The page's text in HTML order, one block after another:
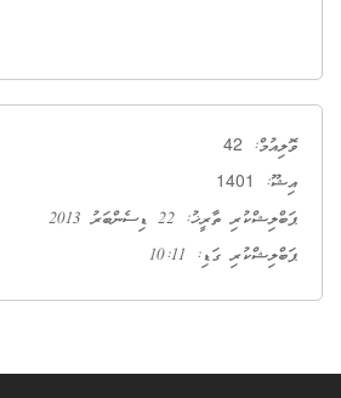
ވޮލިއުމް: 42
އިޝޫ: 1401
ޕަބްލިޝްކުރި ތާރީޚު: 22 ޑިސެންބަރު 2013
ޕަބްލިޝްކުރި ގަޑި: 10:11